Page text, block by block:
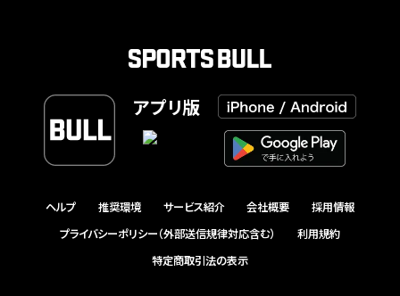
アプリ版
ヘルプ 推奨環境 サービス紹介 会社概要
採用情報
プライバシーポリシー（外部送信規律対応含む）
利用規約
特定商取引法の表示